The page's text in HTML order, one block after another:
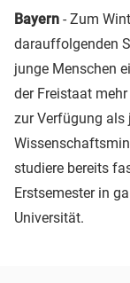
Bayern - Zum
darauffolgenden
junge Menschen
der Freistaat
zur Verfügung als
studiere bereits
Erstsemester in
Universität.